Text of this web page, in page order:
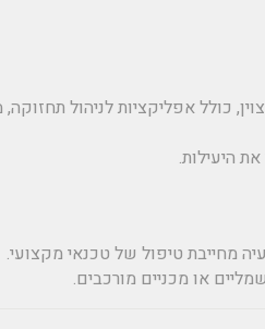
כולל אפליקציות לניהול
היעילות.
מחייבת טיפול של טכנאי מקצועי.
או מכניים מורכבים.